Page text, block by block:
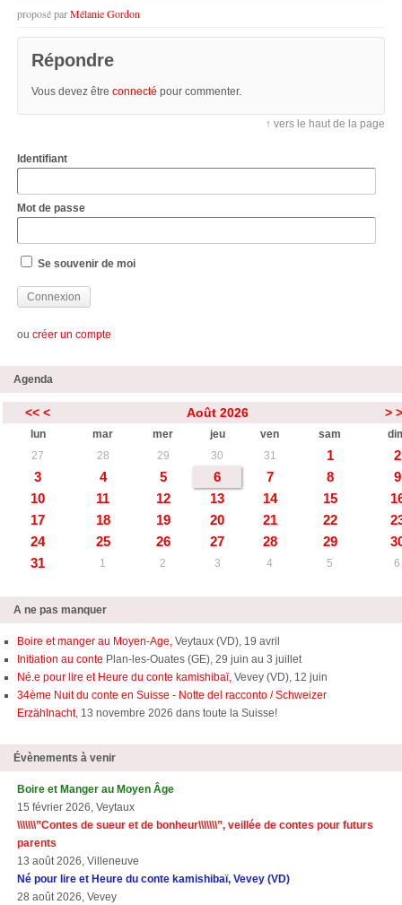
proposé parMélanie Gordon
Répondre
Vous devez être connecté pour commenter.
↑ vers le haut de la page
Identifiant
Mot de passe
Se souvenir de moi
ou créer un compte
Agenda
<< < Août 2026 >
lun mar mer jeu ven sam
27
28 29 30 31 1
2
3
4 5 6 7 8
9
10
11 12 13 14 15
17
18 19 20 21 22
24
25 26 27 28 29
31
1 2 3 4 5 6
A ne pas manquer
Boire et manger au Moyen-Age, Veytaux (VD), 19 avril
Initiation au conte Plan-les-Ouates (GE), 29 juin au 3 juillet
Né.e pour lire et Heure du conte kamishibaï, Vevey (VD), 12 juin
34ème Nuit du conte en Suisse - Notte del racconto / Schweizer
Erzählnacht, 13 novembre 2026 dans toute la Suisse!
Évènements à venir
Boire et Manger au Moyen Âge
15 février 2026, Veytaux
\\\\\\\”Contes de sueur et de bonheur\\\\\\\”, veillée de contes pour futurs
parents
13 août 2026, Villeneuve
Né pour lire et Heure du conte kamishibaï, Vevey (VD)
28 août 2026, Vevey